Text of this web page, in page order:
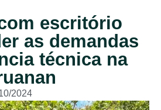
escritório
as demandas
técnica na
2024